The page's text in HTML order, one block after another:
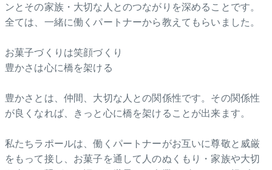
ンとその家族・大切な人とのつながりを深めることです。
全ては、一緒に働くパートナーから教えてもらいました。
お菓子づくりは笑顔づくり
豊かさは心に橋を架ける
豊かさとは、仲間、大切な人との関係性です。その関係性
が良くなれば、きっと心に橋を架けることが出来ます。
私たちラポールは、働くパートナーがお互いに尊敬と威厳
をもって接し、お菓子を通して人のぬくもり・家族や大切